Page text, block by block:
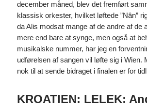
december måned, blev det fremført
klassisk orkester, hvilket løftede ”Nân”
da Alis modsat mange af de andre af de
mere end bare at synge, men også at
musikalske nummer, har jeg en
udførelsen af sangen vil løfte sig i Wien.
nok til at sende bidraget i finalen er for
KROATIEN: LELEK: